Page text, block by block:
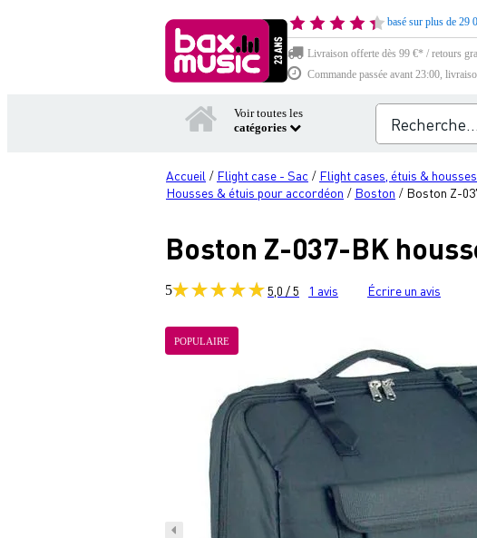
basé sur plus de 29
Livraison offerte dès 99 €* / retours
Commande passée avant 23:00,
Voir toutes les
catégories
Accueil / Flight case - Sac / Flight cases, étuis &
Housses & étuis pour accordéon / Boston / Boston Z-
Boston Z-037-BK
5 5,0 / 5 1 avis Écrire un avis
POPULAIRE